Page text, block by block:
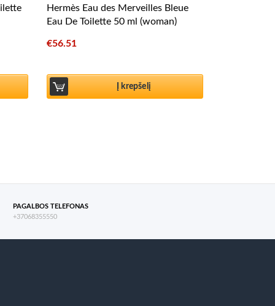
Hermès Eau des Merveilles Bleue
Eau De Toilette 50 ml (woman)
€56.51
Į krepšelį
PAGALBOS TELEFONAS
+37068355550